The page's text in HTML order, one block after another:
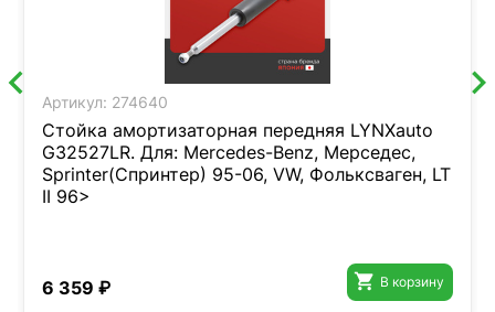
Артикул: 274640
Стойка амортизаторная передняя LYNXauto
G32527LR. Для: Mercedes-Benz, Мерседес,
Sprinter(Спринтер) 95-06, VW, Фольксваген, LT
II 96>
6 359 ₽  В корзину